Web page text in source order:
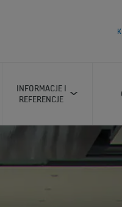
INFORMACJE I
REFERENCJE